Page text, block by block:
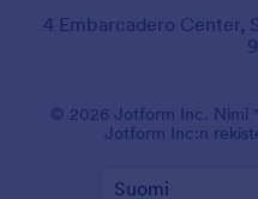
4 Embarcadero Center,
© 2026 Jotform Inc. Nimi
Jotform Inc:n